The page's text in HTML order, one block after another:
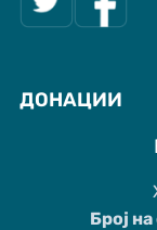
ДОНАЦИИ
Број